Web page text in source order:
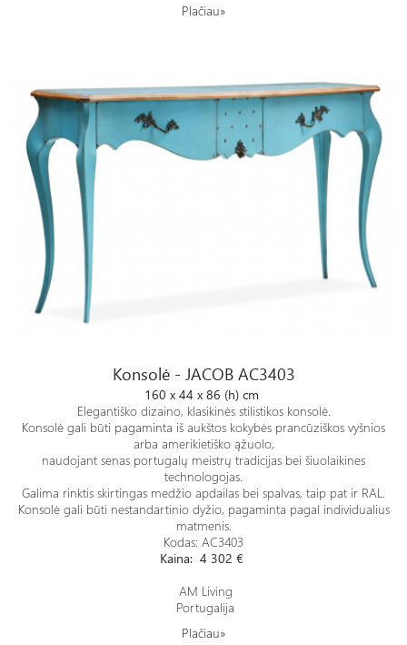
Plačiau»
Konsolė - JACOB AC3403
160 x 44 x 86 (h) cm
Elegantiško dizaino, klasikinės stilistikos konsolė.
Konsolė gali būti pagaminta iš aukštos kokybės prancūziškos vyšnios
arba amerikietiško ąžuolo,
naudojant senas portugalų meistrų tradicijas bei šiuolaikines
technologojas.
Galima rinktis skirtingas medžio apdailas bei spalvas, taip pat ir RAL.
Konsolė gali būti nestandartinio dyžio, pagaminta pagal individualius
matmenis.
Kodas: AC3403
Kaina: 4 302 €
AM Living
Portugalija
Plačiau»